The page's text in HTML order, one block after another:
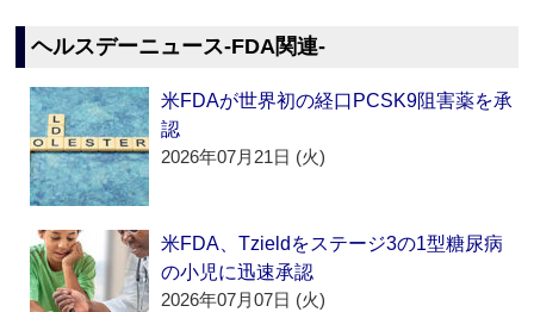
ヘルスデーニュース‐FDA関連‐
米FDAが世界初の経口PCSK9阻害薬を承
認
2026年07月21日 (火)
米FDA、Tzieldをステージ3の1型糖尿病
の小児に迅速承認
2026年07月07日 (火)